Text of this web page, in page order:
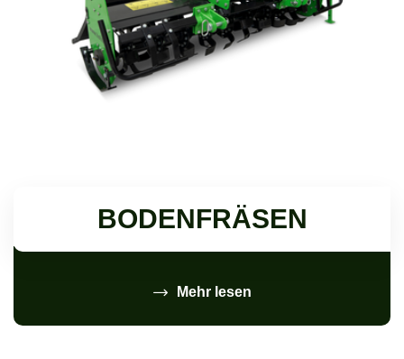
Mehr lesen
BODENFRÄSEN